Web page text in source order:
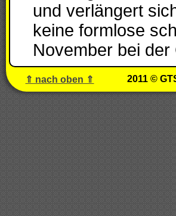
und verlängert sich
keine formlose
November bei
⇑ nach oben ⇑ 2011 ©